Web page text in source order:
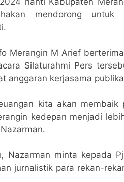
mendorong
Merangin M Arief
Silaturahmi Pers
anggaran kerjasama
kita akan
kedepan menjadi
Nazarman minta kepada
jurnalistik para rekan-